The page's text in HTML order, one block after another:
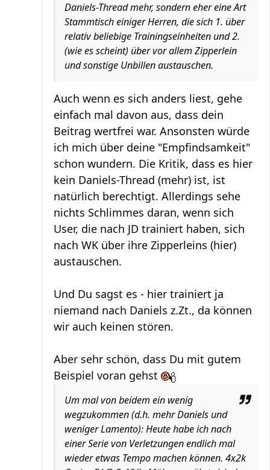
Daniels-Thread mehr, sondern eher eine Art
Stammtisch einiger Herren, die sich 1. über
relativ beliebige Trainingseinheiten und 2.
(wie es scheint) über vor allem Zipperlein
und sonstige Unbillen austauschen.
Auch wenn es sich anders liest, gehe
einfach mal davon aus, dass dein
Beitrag wertfrei war. Ansonsten würde
ich mich über deine "Empfindsamkeit"
schon wundern. Die Kritik, dass es hier
kein Daniels-Thread (mehr) ist, ist
natürlich berechtigt. Allerdings sehe
nichts Schlimmes daran, wenn sich
User, die nach JD trainiert haben, sich
nach WK über ihre Zipperleins (hier)
austauschen.
Und Du sagst es - hier trainiert ja
niemand nach Daniels z.Zt., da können
wir auch keinen stören.
Aber sehr schön, dass Du mit gutem
Beispiel voran gehst
Um mal von beidem ein wenig
wegzukommen (d.h. mehr Daniels und
weniger Lamento): Heute habe ich nach
einer Serie von Verletzungen endlich mal
wieder etwas Tempo machen können. 4x2k